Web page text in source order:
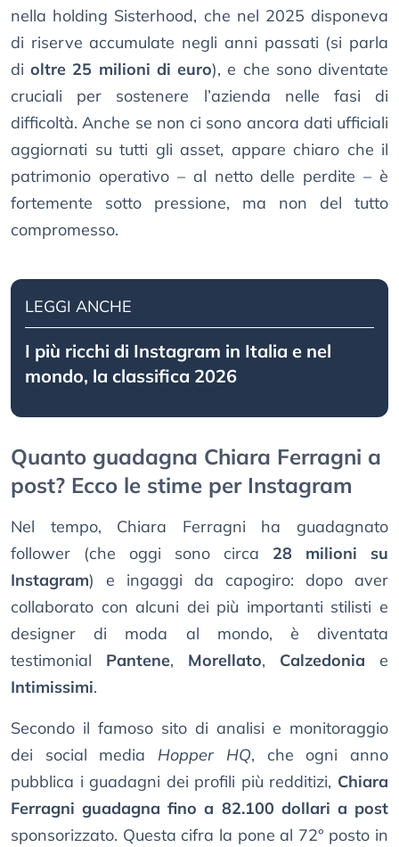
nella holding Sisterhood, che nel 2025 disponeva
di riserve accumulate negli anni passati (si parla
dioltre 25 milioni di euro), e che sono diventate
cruciali per sostenere l’azienda nelle fasi di
difficoltà. Anche se non ci sono ancora dati ufficiali
aggiornati su tutti gli asset, appare chiaro che il
patrimonio operativo – al netto delle perdite – è
fortemente sotto pressione, ma non del tutto
compromesso.
LEGGI ANCHE
I più ricchi di Instagram in Italia e nel
mondo, la classifica 2026
Quanto guadagna Chiara Ferragni a
post? Ecco le stime per Instagram
Nel tempo, Chiara Ferragni ha guadagnato
follower (che oggi sono circa 28 milioni su
Instagram) e ingaggi da capogiro: dopo aver
collaborato con alcuni dei più importanti stilisti e
designer di moda al mondo, è diventata
testimonial Pantene, Morellato, Calzedonia e
Intimissimi.
Secondo il famoso sito di analisi e monitoraggio
dei social media Hopper HQ, che ogni anno
pubblica i guadagni dei profili più redditizi, Chiara
Ferragni guadagna fino a 82.100 dollari a post
sponsorizzato. Questa cifra la pone al 72° posto in